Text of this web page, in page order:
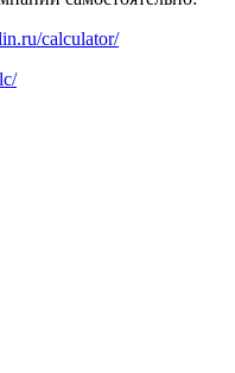
calculator/